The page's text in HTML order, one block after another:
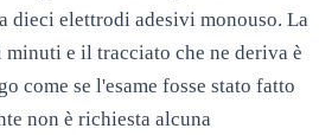
dieci elettrodi adesivi monouso. La
e il tracciato che ne deriva è
come se l'esame fosse stato fatto
non è richiesta alcuna